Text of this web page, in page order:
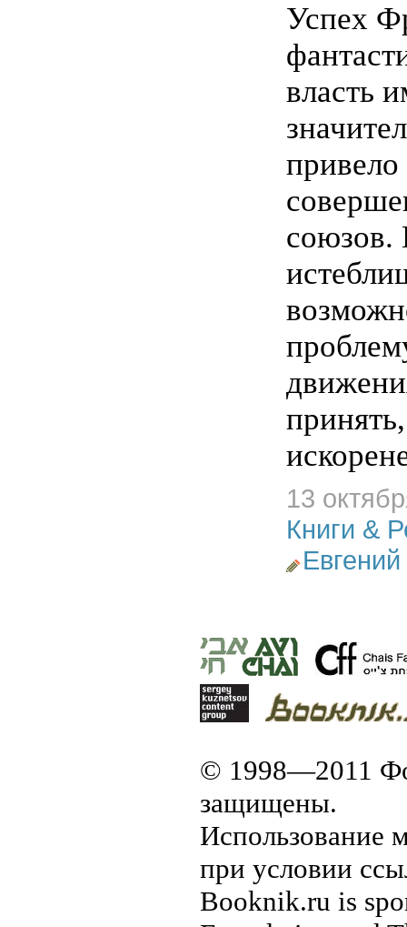
Успех
власть
союзов.
13
Книги &
© 1998—2011
защищены.
Использование
при условии
Booknik.ru is